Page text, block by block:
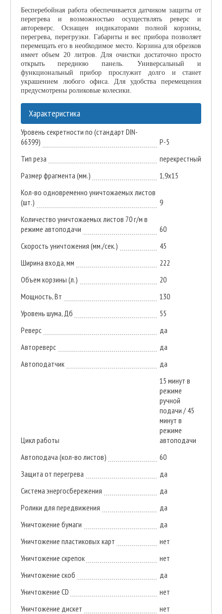
Бесперебойная работа обеспечивается датчиком защиты от
перегрева и возможностью осуществлять реверс и
автореверс. Оснащен индикаторами полной корзины,
перегрева, перегрузки. Габариты и вес прибора позволяет
перемещать его в необходимое место. Корзина для обрезков
имеет объем 20 литров. Для очистки достаточно просто
открыть переднюю панель. Универсальный и
функциональный прибор прослужит долго и станет
украшением любого офиса. Для удобства перемещения
предусмотрены роликовые колесики.
Характеристика
Уровень секретности по (стандарт DIN-
66399)
P-5
Тип реза
перекрестный
Размер фрагмента (мм.)
1,9x15
Кол-во одновременно уничтожаемых листов
(шт.)
9
Количество уничтожаемых листов 70 г/м в
режиме автоподачи
60
Скорость уничтожения (мм./сек.)
45
Ширина входа, мм
222
Объем корзины (л.)
20
Мощность, Вт
130
Уровень шума, Дб
55
Реверс
да
Автореверс
да
Автоподатчик
да
Цикл работы
15 минут в
режиме
ручной
подачи / 45
минут в
режиме
автоподачи
Автоподача (кол-во листов)
60
Защита от перегрева
да
Система энергосбережения
да
Ролики для передвижения
да
Уничтожение бумаги
да
Уничтожение пластиковых карт
нет
Уничтожение скрепок
нет
Уничтожение скоб
да
Уничтожение CD
нет
Уничтожение дискет
нет